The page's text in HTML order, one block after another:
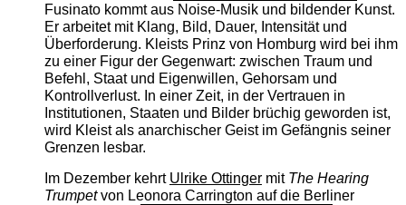
Fusinato kommt aus Noise-Musik und bildender Kunst.
Er arbeitet mit Klang, Bild, Dauer, Intensität und
Überforderung. Kleists Prinz von Homburg wird bei ihm
zu einer Figur der Gegenwart: zwischen Traum und
Befehl, Staat und Eigenwillen, Gehorsam und
Kontrollverlust. In einer Zeit, in der Vertrauen in
Institutionen, Staaten und Bilder brüchig geworden ist,
wird Kleist als anarchischer Geist im Gefängnis seiner
Grenzen lesbar.
Im Dezember kehrt Ulrike Ottingermit The ­Hearing
Trumpetvon Leonora Carrington auf die Berliner